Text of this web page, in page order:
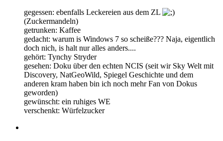
gegessen: ebenfalls Leckereien aus dem ZL
(Zuckermandeln)
getrunken: Kaffee
gedacht: warum is Windows 7 so scheiße??? Naja, eigentlich
doch nich, is halt nur alles anders....
gehört: Tynchy Stryder
gesehen: Doku über den echten NCIS (seit wir Sky Welt mit
Discovery, NatGeoWild, Spiegel Geschichte und dem
anderen kram haben bin ich noch mehr Fan von Dokus
geworden)
gewünscht: ein ruhiges WE
verschenkt: Würfelzucker